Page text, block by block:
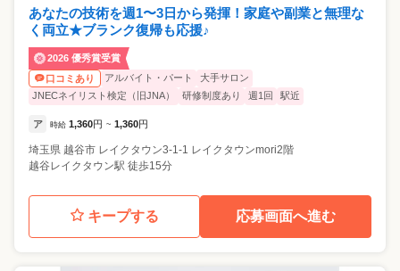
あなたの技術を週1〜3日から発揮！家庭や副業と無理な
く両立★ブランク復帰も応援♪
2026 優秀賞受賞
口コミあり
アルバイト・パート
大手サロン
JNECネイリスト検定（旧JNA）
研修制度あり 週1回 駅近
ア 時給 1,360円 ~ 1,360円
埼玉県 越谷市 レイクタウン3-1-1 レイクタウンmori2階
越谷レイクタウン駅 徒歩15分
キープする 応募画面へ進む